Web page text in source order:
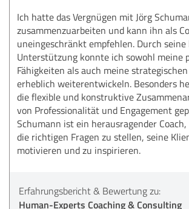
Ich hatte das Vergnügen mit Jörg
zusammenzuarbeiten und kann ihn als
uneingeschränkt empfehlen. Durch
Unterstützung konnte ich sowohl meine
Fähigkeiten als auch meine
erheblich weiterentwickeln. Besonders
die flexible und konstruktive
von Professionalität und Engagement
Schumann ist ein herausragender
die richtigen Fragen zu stellen, seine
motivieren und zu inspirieren.
Erfahrungsbericht & Bewertung zu:
Human-Experts Coaching & Consulting